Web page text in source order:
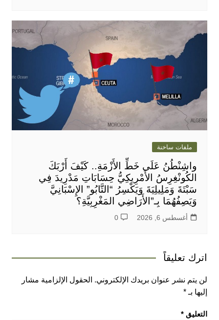
ملفات ساخنة
واشِنْطُنُ عَلَى خَطِّ الأَزْمَةِ.. كَيْفَ أَرْبَكَ
الكُونْغِرِسُ الأَمْرِيكِيُّ حِسَابَاتِ مَدْرِيدَ فِي
سَبْتَةَ وَمَلِيلِيَةَ وَيَكْسِرُ “التَّابُو” الإِسْبَانِيَّ
وَيَصِفُهُمَا بِـ”الأَرَاضِي المَغْرِبِيَّةِ؟
أغسطس 6, 2026 0
اترك تعليقاً
لن يتم نشر عنوان بريدك الإلكتروني. الحقول الإلزامية مشار
إليها بـ *
التعليق *